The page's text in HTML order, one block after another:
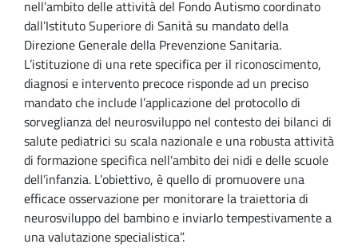
nell’ambito delle attività del Fondo Autismo coordinato
dall’Istituto Superiore di Sanità su mandato della
Direzione Generale della Prevenzione Sanitaria.
L’istituzione di una rete specifica per il riconoscimento,
diagnosi e intervento precoce risponde ad un preciso
mandato che include l’applicazione del protocollo di
sorveglianza del neurosviluppo nel contesto dei bilanci di
salute pediatrici su scala nazionale e una robusta attività
di formazione specifica nell’ambito dei nidi e delle scuole
dell’infanzia. L’obiettivo, è quello di promuovere una
efficace osservazione per monitorare la traiettoria di
neurosviluppo del bambino e inviarlo tempestivamente a
una valutazione specialistica”.